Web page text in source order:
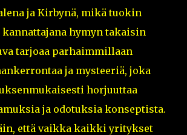
ja Kirbynä, mikä tuokin
hymyn takaisin
tarjoaa parhaimmillaan
ja mysteeriä, joka
horjuuttaa
ja odotuksia konseptista.
että vaikka kaikki yritykset